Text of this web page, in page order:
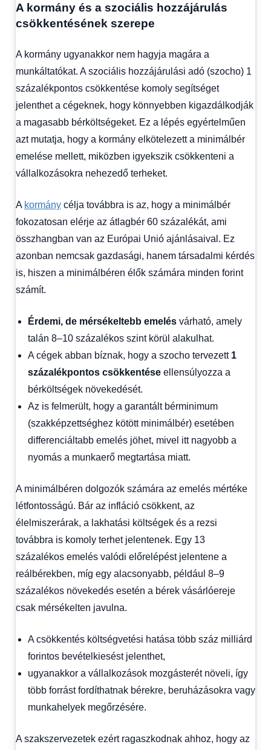
A kormány és a szociális hozzájárulás
csökkentésének szerepe
A kormány ugyanakkor nem hagyja magára a
munkáltatókat. A szociális hozzájárulási adó (szocho) 1
százalékpontos csökkentése komoly segítséget
jelenthet a cégeknek, hogy könnyebben kigazdálkodják
a magasabb bérköltségeket. Ez a lépés egyértelműen
azt mutatja, hogy a kormány elkötelezett a minimálbér
emelése mellett, miközben igyekszik csökkenteni a
vállalkozásokra nehezedő terheket.
A kormány célja továbbra is az, hogy a minimálbér
fokozatosan elérje az átlagbér 60 százalékát, ami
összhangban van az Európai Unió ajánlásaival. Ez
azonban nemcsak gazdasági, hanem társadalmi kérdés
is, hiszen a minimálbéren élők számára minden forint
számít.
Érdemi, de mérsékeltebb emelés várható, amely
talán 8–10 százalékos szint körül alakulhat.
A cégek abban bíznak, hogy a szocho tervezett 1
százalékpontos csökkentése ellensúlyozza a
bérköltségek növekedését.
Az is felmerült, hogy a garantált bérminimum
(szakképzettséghez kötött minimálbér) esetében
differenciáltabb emelés jöhet, mivel itt nagyobb a
nyomás a munkaerő megtartása miatt.
A minimálbéren dolgozók számára az emelés mértéke
létfontosságú. Bár az infláció csökkent, az
élelmiszerárak, a lakhatási költségek és a rezsi
továbbra is komoly terhet jelentenek. Egy 13
százalékos emelés valódi előrelépést jelentene a
reálbérekben, míg egy alacsonyabb, például 8–9
százalékos növekedés esetén a bérek vásárlóereje
csak mérsékelten javulna.
A csökkentés költségvetési hatása több száz milliárd
forintos bevételkiesést jelenthet,
ugyanakkor a vállalkozások mozgásterét növeli, így
több forrást fordíthatnak bérekre, beruházásokra vagy
munkahelyek megőrzésére.
A szakszervezetek ezért ragaszkodnak ahhoz, hogy az